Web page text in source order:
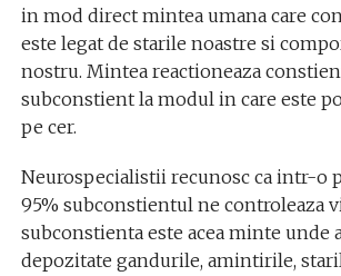
in mod direct mintea umana care
este legat de starile noastre si
nostru. Mintea reactioneaza
subconstient la modul in care este
pe cer.
Neurospecialistii recunosc ca intr-o
95% subconstientul ne controleaza
subconstienta este acea minte unde
depozitate gandurile, amintirile,